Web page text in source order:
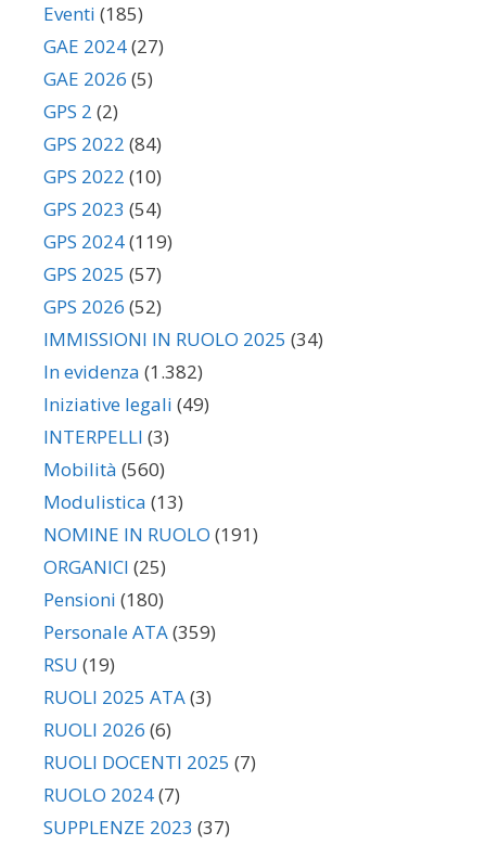
Eventi (185)
GAE 2024(27)
GAE 2026 (5)
GPS 2 (2)
GPS 2022 (84)
GPS 2022 (10)
GPS 2023 (54)
GPS 2024(119)
GPS 2025 (57)
GPS 2026 (52)
IMMISSIONI IN RUOLO 2025 (34)
In evidenza (1.382)
Iniziative legali (49)
INTERPELLI (3)
Mobilità (560)
Modulistica (13)
NOMINE IN RUOLO (191)
ORGANICI (25)
Pensioni (180)
Personale ATA(359)
RSU (19)
RUOLI 2025 ATA(3)
RUOLI 2026 (6)
RUOLI DOCENTI 2025 (7)
RUOLO 2024(7)
SUPPLENZE 2023 (37)